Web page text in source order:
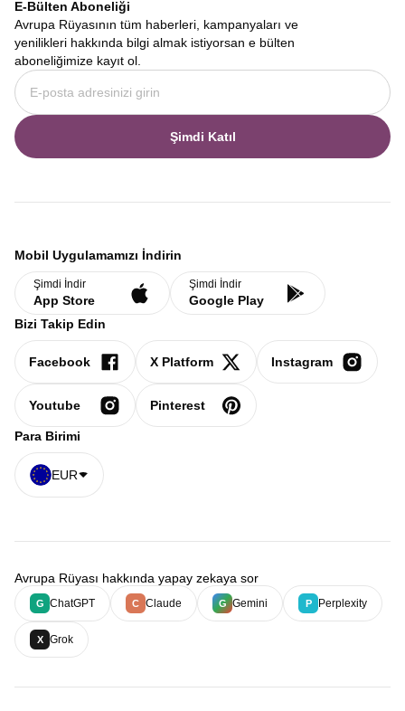
E-Bülten Aboneliği
Avrupa Rüyasının tüm haberleri, kampanyaları ve
yenilikleri hakkında bilgi almak istiyorsan e bülten
aboneliğimize kayıt ol.
Şimdi Katıl
Mobil Uygulamamızı İndirin
Şimdi İndir
App Store
Şimdi İndir
Google Play
Bizi Takip Edin
Facebook X Platform Instagram
Youtube Pinterest
Para Birimi
EUR
Avrupa Rüyası hakkında yapay zekaya sor
G ChatGPT C Claude G Gemini P Perplexity
X Grok